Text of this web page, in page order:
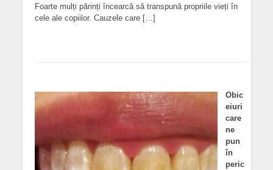
Foarte mulți părinți încearcă să transpună propriile vieți în
cele ale copiilor. Cauzele care […]
Obic
eiuri
care
ne
pun
în
peric